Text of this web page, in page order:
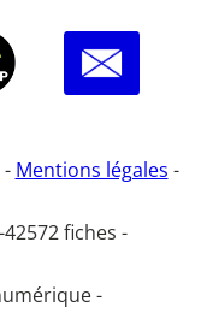
- Mentions légales -
42572 fiches -
-